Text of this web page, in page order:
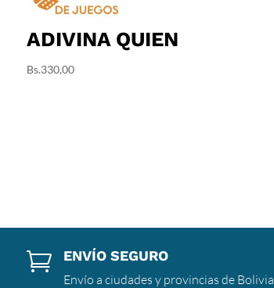
ADIVINA QUIEN
Bs.330,00
 ENVÍO SEGURO
Envío a ciudades y provincias de Bolivia